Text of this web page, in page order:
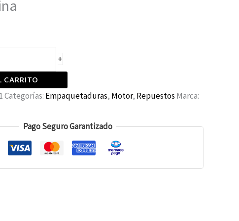
AÑADIR AL CARRITO
Categorías:Empaquetaduras,Motor,Repuestos
Pago Seguro Garantizado